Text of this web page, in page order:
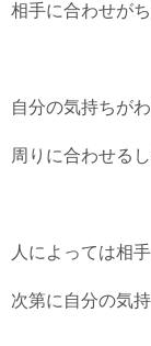
相手に合わせがち
自分の気持ちが
周りに合わせる
人によっては相
次第に自分の気